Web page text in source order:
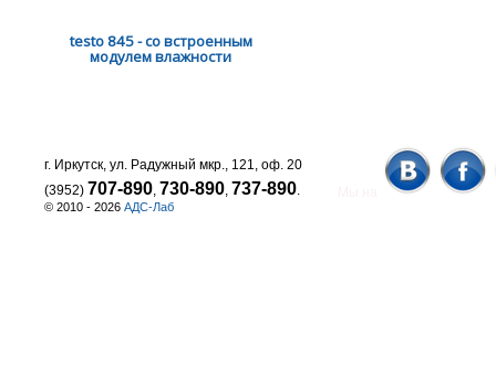
testo 845 - сo встроенным
модулем влажности
© 2010 - 2026 АДС-Лаб
г. Иркутск, ул. Радужный мкр., 121, оф. 20
(3952) 707-890, 730-890, 737-890.